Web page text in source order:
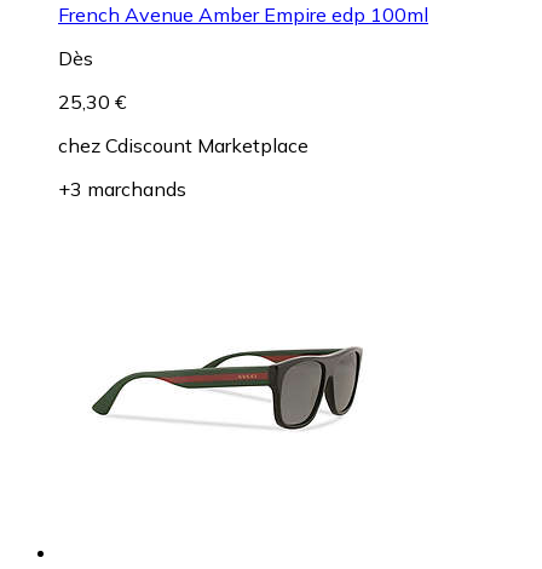
French Avenue Amber Empire edp 100ml
Dès
25,30 €
chez Cdiscount Marketplace
+3 marchands